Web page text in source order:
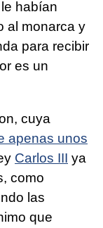
habían
al monarca y
para recibir
es un
cuya
apenas unos
Carlos III ya
como
las
que